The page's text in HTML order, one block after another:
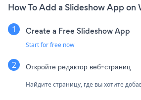
How To Add a Slideshow App on
Create a Free Slideshow App
Start for free now
Откройте редактор веб-страниц
Найдите страницу, где вы хотите